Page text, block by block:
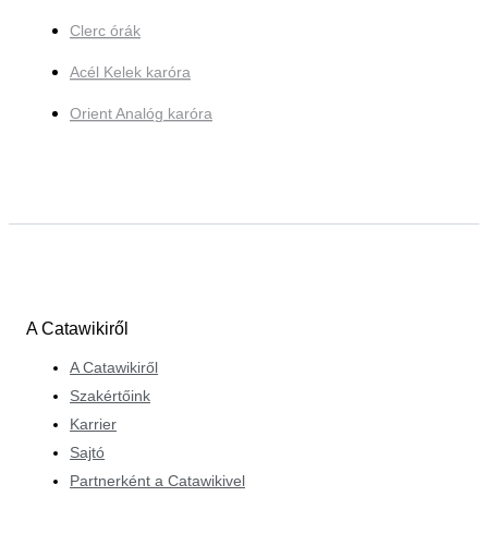
Clerc órák
Acél Kelek karóra
Orient Analóg karóra
A Catawikiről
A Catawikiről
Szakértőink
Karrier
Sajtó
Partnerként a Catawikivel